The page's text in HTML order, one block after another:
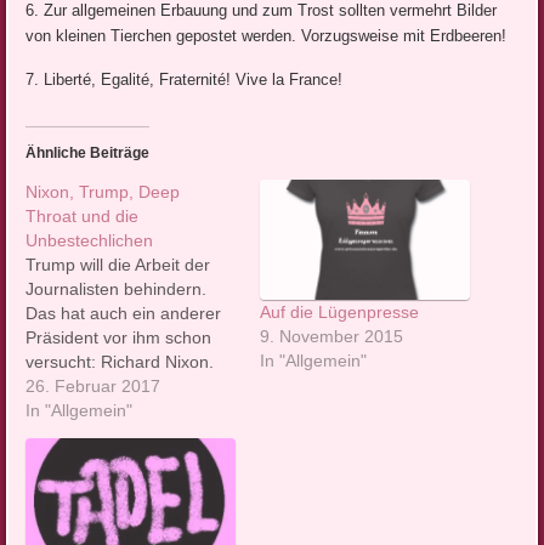
6. Zur allgemeinen Erbauung und zum Trost sollten vermehrt Bilder
von kleinen Tierchen gepostet werden. Vorzugsweise mit Erdbeeren!
7. Liberté, Egalité, Fraternité! Vive la France!
Ähnliche Beiträge
Nixon, Trump, Deep
Throat und die
Unbestechlichen
Trump will die Arbeit der
Journalisten behindern.
Das hat auch ein anderer
Präsident vor ihm schon
versucht: Richard Nixon.
Es ist ihm schlecht
bekommen. Erster Teil
unserer neuen Serie zum
Thema Pressefreiheit, die
eröffnet wird von
Gastprinzessin Karl-
Hermann Leukert.
26. Februar 2017
In "Allgemein"
Auf die Lügenpresse
9. November 2015
In "Allgemein"